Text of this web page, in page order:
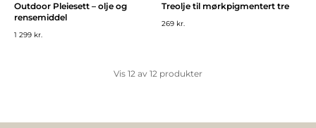
Outdoor Pleiesett – olje og
rensemiddel
1 299 kr.
Treolje til mørkpigmentert tre
269 kr.
Vis 12 av 12 produkter